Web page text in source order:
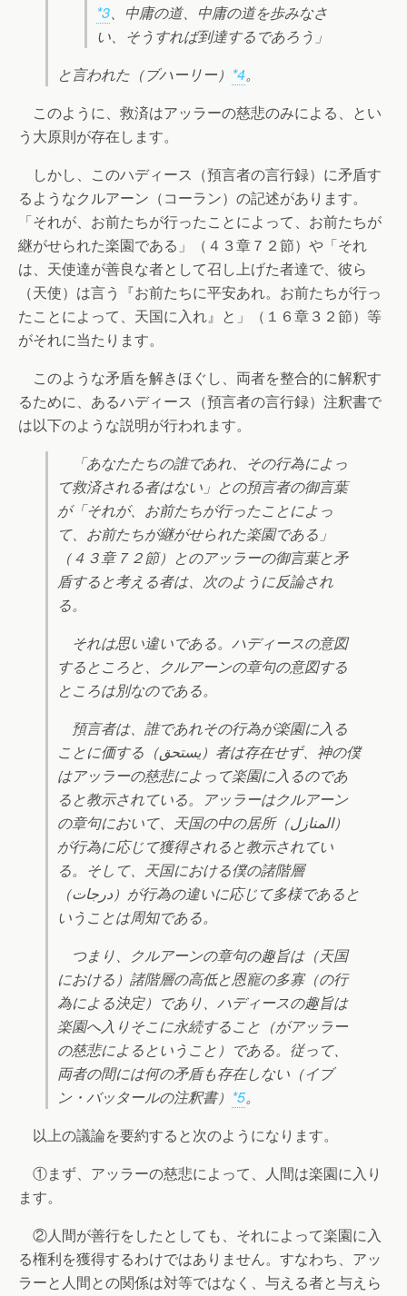
*3、中庸の道、中庸の道を歩みなさ
い、そうすれば到達するであろう」
と言われた（ブハーリー） *4。
このように、救済はアッラーの慈悲のみによる、とい
う大原則が存在します。
しかし、このハディース（預言者の言行録）に矛盾す
るようなクルアーン（コーラン）の記述があります。
「それが、お前たちが行ったことによって、お前たちが
継がせられた楽園である」（４３章７２節）や「それ
は、天使達が善良な者として召し上げた者達で、彼ら
（天使）は言う『お前たちに平安あれ。お前たちが行っ
たことによって、天国に入れ』と」（１６章３２節）等
がそれに当たります。
このような矛盾を解きほぐし、両者を整合的に解釈す
るために、あるハディース（預言者の言行録）注釈書で
は以下のような説明が行われます。
「あなたたちの誰であれ、その行為によっ
て救済される者はない」との預言者の御言葉
が「それが、お前たちが行ったことによっ
て、お前たちが継がせられた楽園である」
（４３章７２節）とのアッラーの御言葉と矛
盾すると考える者は、次のように反論され
る。
それは思い違いである。ハディースの意図
するところと、クルアーンの章句の意図する
ところは別なのである。
預言者は、誰であれその行為が楽園に入る
ことに価する（يستحق）者は存在せず、神の僕
はアッラーの慈悲によって楽園に入るのであ
ると教示されている。アッラーはクルアーン
の章句において、天国の中の居所（المنازل）
が行為に応じて獲得されると教示されてい
る。そして、天国における僕の諸階層
（درجات）が行為の違いに応じて多様であると
いうことは周知である。
つまり、クルアーンの章句の趣旨は（天国
における）諸階層の高低と恩寵の多寡（の行
為による決定）であり、ハディースの趣旨は
楽園へ入りそこに永続すること（がアッラー
の慈悲によるということ）である。従って、
両者の間には何の矛盾も存在しない（イブ
ン・バッタールの注釈書） *5。
以上の議論を要約すると次のようになります。
①まず、アッラーの慈悲によって、人間は楽園に入り
ます。
②人間が善行をしたとしても、それによって楽園に入
る権利を獲得するわけではありません。すなわち、アッ
ラーと人間との関係は対等ではなく、与える者と与えら